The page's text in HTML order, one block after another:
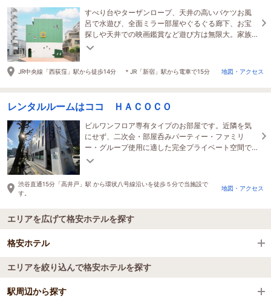
すべり台やターザンロープ、天井の高いバケツお風
呂で水遊び、全面ミラー部屋やぐるぐる廊下、お宝
探しや天井での映画鑑賞など遊び方は無限大。家族
やグループで思い出に残る時間を満喫してください
JR中央線「西荻窪」駅から徒歩14分 ＊JR「新宿」駅から電車で15分 地図・アクセス
レンタルルームはココ ＨＡＣＯＣＯ
ビルワンフロア専有タイプのお部屋です。近隣を気
にせず、二次会・部屋呑みパーティー・ファミリ
ー・グループ使用に適した完全プライベート空間で
す。無料WIFI・大型テレビ・ミニキッチンあり
渋谷直通15分「高井戸」駅 から環状八号線沿いを徒歩５分で当施設で
す。
地図・アクセス
エリアを広げて格安ホテルを探す
格安ホテル
全国の格安ホテル
エリアを絞り込んで格安ホテルを探す
駅周辺から探す